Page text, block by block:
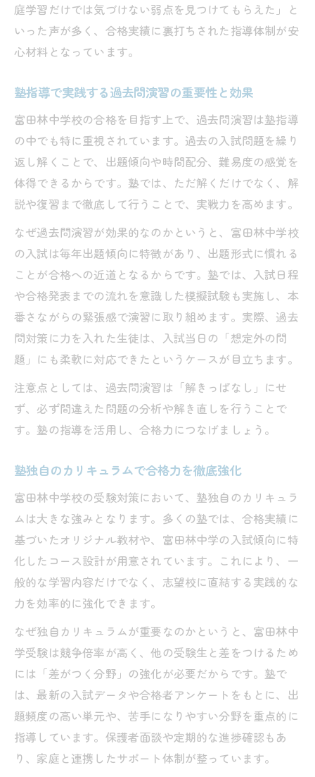
庭学習だけでは気づけない弱点を見つけてもらえた」と
いった声が多く、合格実績に裏打ちされた指導体制が安
心材料となっています。
塾指導で実践する過去問演習の重要性と効果
富田林中学校の合格を目指す上で、過去問演習は塾指導
の中でも特に重視されています。過去の入試問題を繰り
返し解くことで、出題傾向や時間配分、難易度の感覚を
体得できるからです。塾では、ただ解くだけでなく、解
説や復習まで徹底して行うことで、実戦力を高めます。
なぜ過去問演習が効果的なのかというと、富田林中学校
の入試は毎年出題傾向に特徴があり、出題形式に慣れる
ことが合格への近道となるからです。塾では、入試日程
や合格発表までの流れを意識した模擬試験も実施し、本
番さながらの緊張感で演習に取り組めます。実際、過去
問対策に力を入れた生徒は、入試当日の「想定外の問
題」にも柔軟に対応できたというケースが目立ちます。
注意点としては、過去問演習は「解きっぱなし」にせ
ず、必ず間違えた問題の分析や解き直しを行うことで
す。塾の指導を活用し、合格力につなげましょう。
塾独自のカリキュラムで合格力を徹底強化
富田林中学校の受験対策において、塾独自のカリキュラ
ムは大きな強みとなります。多くの塾では、合格実績に
基づいたオリジナル教材や、富田林中学の入試傾向に特
化したコース設計が用意されています。これにより、一
般的な学習内容だけでなく、志望校に直結する実践的な
力を効率的に強化できます。
なぜ独自カリキュラムが重要なのかというと、富田林中
学受験は競争倍率が高く、他の受験生と差をつけるため
には「差がつく分野」の強化が必要だからです。塾で
は、最新の入試データや合格者アンケートをもとに、出
題頻度の高い単元や、苦手になりやすい分野を重点的に
指導しています。保護者面談や定期的な進捗確認もあ
り、家庭と連携したサポート体制が整っています。